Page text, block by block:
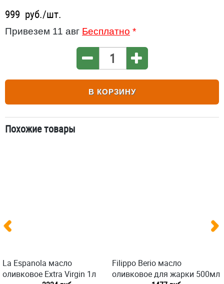
999 руб./шт.
Привезем 11 авг Бесплатно *
В КОРЗИНУ
Похожие товары
La Espanola масло
оливковое Extra Virgin 1л
Filippo Berio масло
оливковое для жарки 500мл